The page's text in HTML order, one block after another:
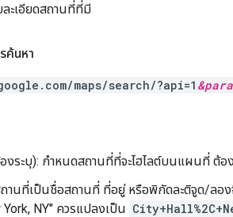
ละเอียดสถานที่ที่มี
ค้นหา
maps/search/?api=1 &
งระบุ): กําหนดสถานที่ที่จะไฮไลต์บนแผนที่ ต้
ถานที่เป็นชื่อสถานที่ ที่อยู่ หรือพิกัดละติจูด/ลอ
York, NY" ควรแปลงเป็น